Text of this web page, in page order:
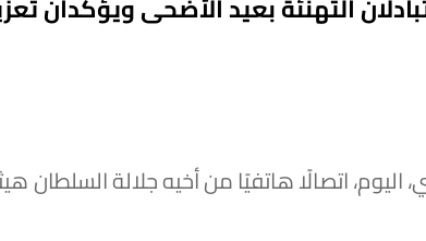
اليوم، اتصالًا هاتفيًا من أخيه جلالة السلطان